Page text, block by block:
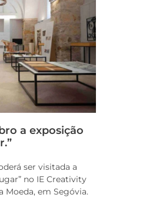
a exposição
ser visitada a
no IE Creativity
Moeda, em Segóvia.